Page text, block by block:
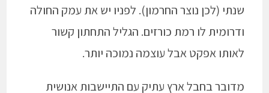
שנתי (לכן נוצר החרמון). לפניו יש את עמק החולה
ודרומית לו רמת כורזים. הגליל התחתון קשור
לאותו אפקט אבל עוצמה נמוכה יותר.
מדובר בחבל ארץ עתיק עם התיישבות אנושית